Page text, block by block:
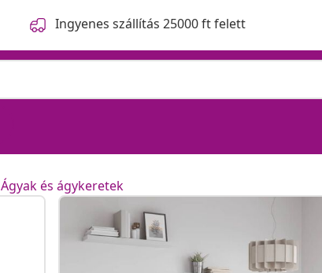
Ingyenes szállítás 25000 ft felett
Ágyak és ágykeretek